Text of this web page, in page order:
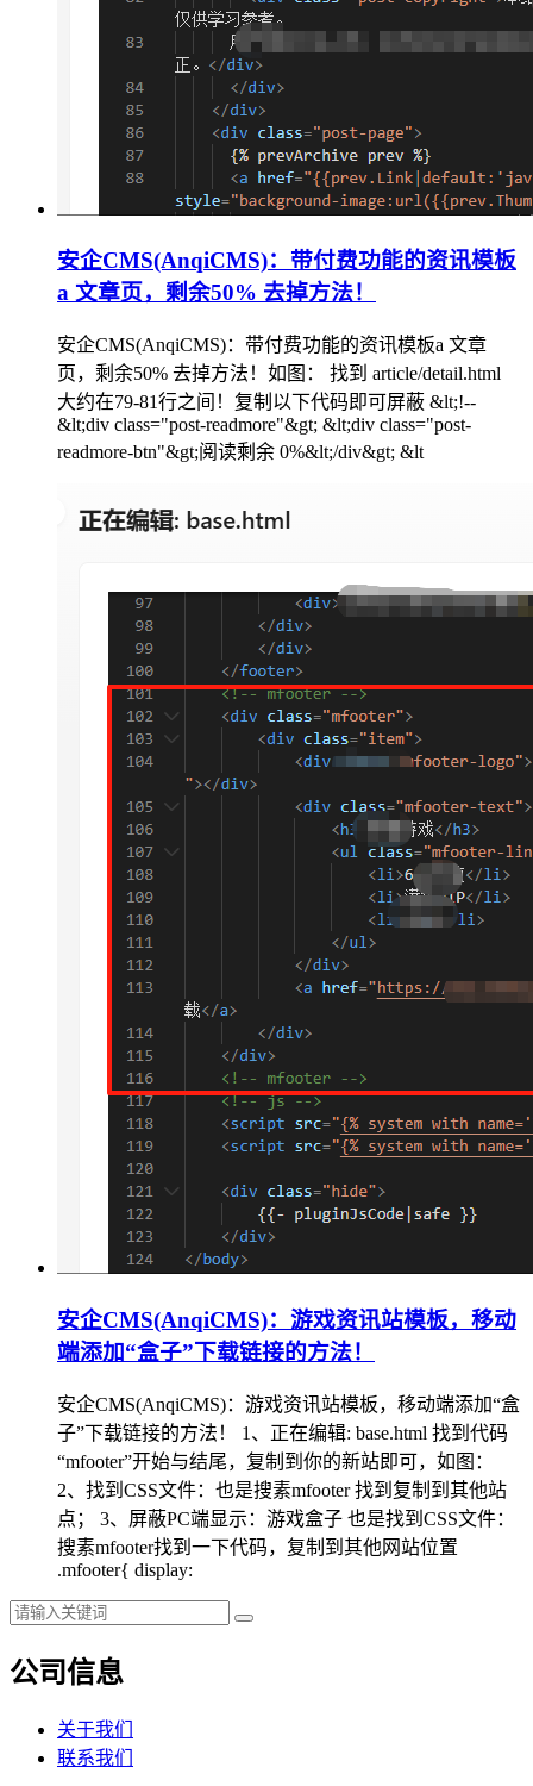
安企CMS(AnqiCMS)：带付费功能的资讯模板
a 文章页，剩余50% 去掉方法！
安企CMS(AnqiCMS)：带付费功能的资讯模板a 文章
页，剩余50% 去掉方法！如图： 找到 article/detail.html
大约在79-81行之间！复制以下代码即可屏蔽 &lt;!--
&lt;div class="post-readmore"&gt; &lt;div class="post-
readmore-btn"&gt;阅读剩余 0%&lt;/div&gt; &lt
安企CMS(AnqiCMS)：游戏资讯站模板，移动
端添加“盒子”下载链接的方法！
安企CMS(AnqiCMS)：游戏资讯站模板，移动端添加“盒
子”下载链接的方法！ 1、正在编辑: base.html 找到代码
“mfooter”开始与结尾，复制到你的新站即可，如图：
2、找到CSS文件：也是搜素mfooter 找到复制到其他站
点； 3、屏蔽PC端显示：游戏盒子 也是找到CSS文件：
搜素mfooter找到一下代码，复制到其他网站位置
.mfooter{ display:
公司信息
关于我们
联系我们